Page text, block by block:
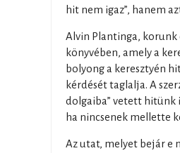
hit nem igaz”, hanem
Alvin Plantinga, korunk
könyvében, amely a
bolyong a keresztyén
kérdését taglalja. A
dolgaiba” vetett hitünk
ha nincsenek mellette
Az utat, melyet bejár e